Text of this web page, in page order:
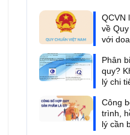
QCVN
về
với
Phân
quy?
lý chi
Công
trình,
lý cần